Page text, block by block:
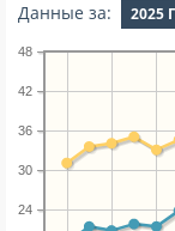
Данные за: 2025
24
30
36
42
48